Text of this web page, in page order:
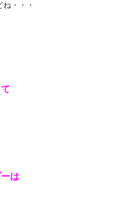
・・・
は